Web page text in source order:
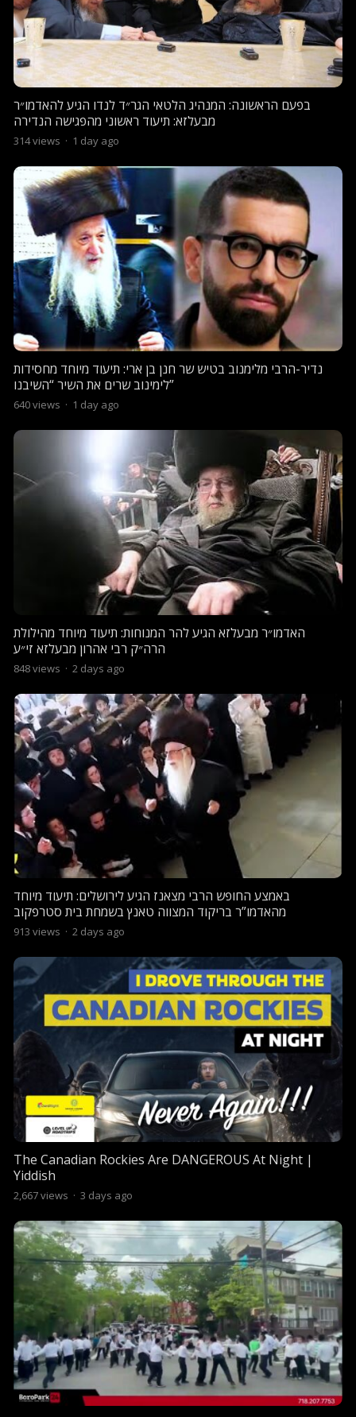
בפעם הראשונה: המנהיג הלטאי הגר״ד לנדו הגיע להאדמו״ר
מבעלזא: תיעוד ראשוני מהפגישה הנדירה
314views · 1 day ago
נדיר-הרבי מלימנוב בטיש שר חנן בן ארי: תיעוד מיוחד מחסידות
לימינוב שרים את השיר “השיבנו”
640views · 1 day ago
האדמו״ר מבעלזא הגיע להר המנוחות: תיעוד מיוחד מהילולת
הרה״ק רבי אהרון מבעלזא זי״ע
848views · 2 days ago
באמצע החופש הרבי מצאנז הגיע לירושלים: תיעוד מיוחד
מהאדמו”ר בריקוד המצווה טאנץ בשמחת בית סטרפקוב
913 views · 2 days ago
The Canadian Rockies Are DANGEROUS At Night |
Yiddish
2,667views · 3 days ago